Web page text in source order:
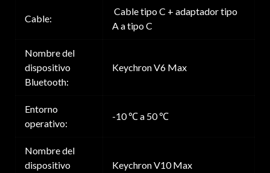
Cable:
Cable tipo C + adaptador tipo
A a tipo C
Nombre del
dispositivo
Bluetooth:
Keychron V6 Max
Entorno
operativo:
-10 ℃ a 50 ℃
Nombre del
dispositivo
Keychron V10 Max